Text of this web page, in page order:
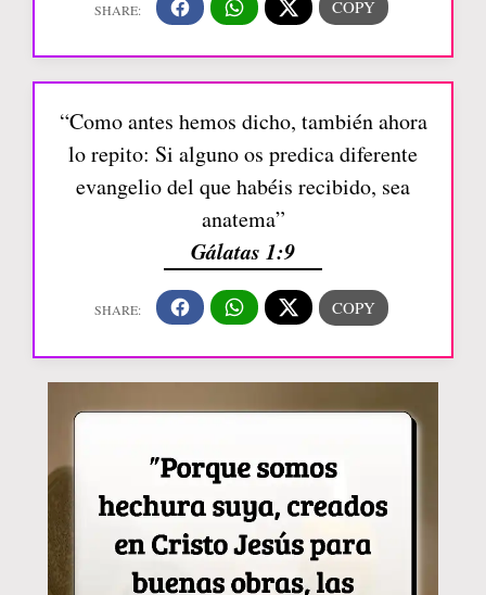
“Como antes hemos dicho, también ahora
lo repito: Si alguno os predica diferente
evangelio del que habéis recibido, sea
anatema”
Gálatas 1:9